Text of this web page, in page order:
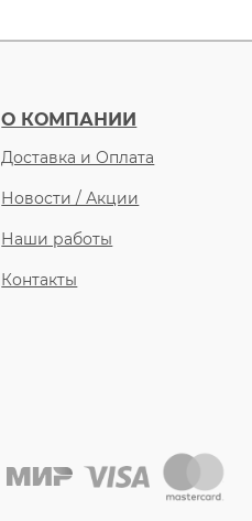
О КОМПАНИИ
Доставка и Оплата
Новости / Акции
Наши работы
Контакты